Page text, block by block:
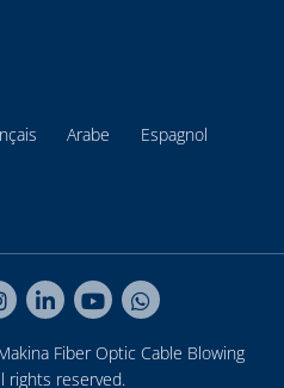
Arabe
Espagnol
Fiber Optic Cable Blowing
rights reserved.